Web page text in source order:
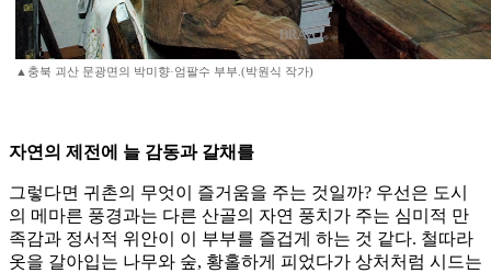
▲충북 괴산 문광면의 박미향·엄팔수 부부.(박원식 작가)
자연의 제전에 늘 감동과 갈채를
그렇다면 귀촌의 무엇이 즐거움을 주는 것일까? 우선은 도시
의 메마른 풍경과는 다른 산골의 자연 풍치가 주는 심미적 만
족감과 정서적 위안이 이 부부를 즐겁게 하는 것 같다. 철따라
옷을 갈아입는 나무와 숲, 황홀하게 피었다가 상처처럼 시드는